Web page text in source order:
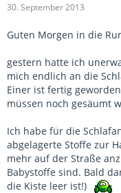
30. September 2013
Guten Morgen in die
gestern hatte ich
mich endlich an die
Einer ist fertig
müssen noch gesäumt
Ich habe für die
abgelagerte Stoffe zur
mehr auf der Straße
Babystoffe sind. Bald
die Kiste leer ist!)